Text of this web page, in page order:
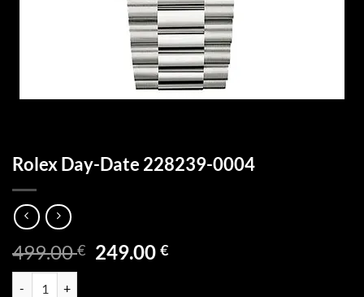
Rolex Day-Date 228239-0004
499.00€ Ursprünglicher
249.00€Aktueller